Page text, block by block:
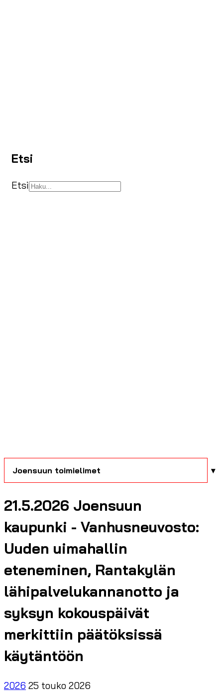
Etsi
Etsi
Joensuun toimielimet
21.5.2026 Joensuun
kaupunki - Vanhusneuvosto:
Uuden uimahallin
eteneminen, Rantakylän
lähipalvelukannanotto ja
syksyn kokouspäivät
merkittiin päätöksissä
käytäntöön
2026 25 touko 2026